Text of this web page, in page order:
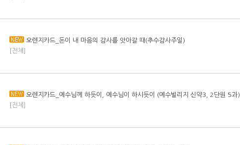
오렌지카드_돈이 내 마음의 감사를 앗아갈 때(추수감사주일)
[전체]
오렌지카드_예수님께 하듯이, 예수님이 하시듯이 (예수빌리지 신약3, 2단원 5과)
[전체]